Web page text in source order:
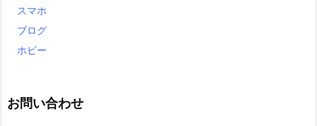
スマホ
ブログ
ホビー
お問い合わせ